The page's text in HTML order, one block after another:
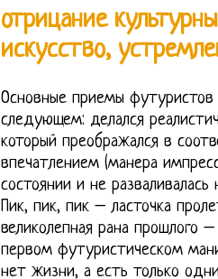
отрицание
искусство,
Основные приемы футуристов
следующем: делался
который преображался в
впечатлением (манера
состоянии и не
Пик, пик, пик – ласточка
великолепная рана
первом футуристическом
нет жизни, а есть только